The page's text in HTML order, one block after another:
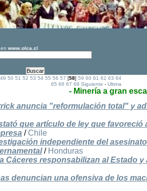
en www.olca.cl
49 50 51 52 53 54 55 56 57 [58]59 60 61 62 63 64
65 66 67 68 Siguiente -Ultima
- Minería a gran
anuncia "reformulación total" y
que artículo de ley que favoreció
/ Chile
independiente del
/ Honduras
Cáceres responsabilizan al Estado
denuncian una ofensiva de los